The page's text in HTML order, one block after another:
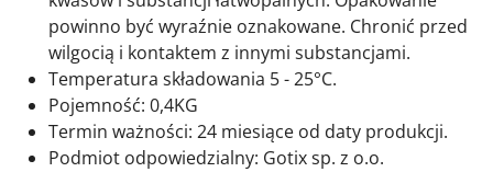
powinno być wyraźnie oznakowane. Chronić przed
wilgocią i kontaktem z innymi substancjami.
Temperatura składowania 5 - 25°C.
Pojemność: 0,4KG
Termin ważności: 24 miesiące od daty produkcji.
Podmiot odpowiedzialny: Gotix sp. z o.o.